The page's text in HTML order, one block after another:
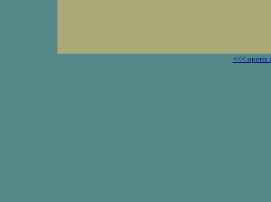
<<< operis